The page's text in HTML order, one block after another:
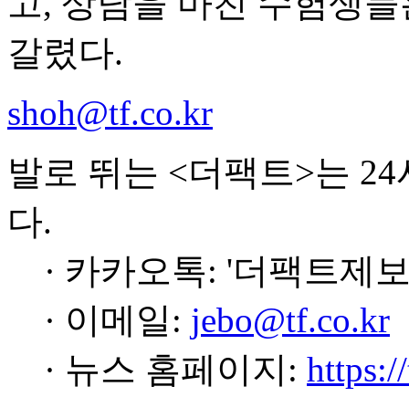
갈렸다.
shoh@tf.co.kr
발로 뛰는 <더팩트>는
다.
· 카카오톡: '더팩트제
· 이메일: jebo@tf.co.kr
· 뉴스 홈페이지: